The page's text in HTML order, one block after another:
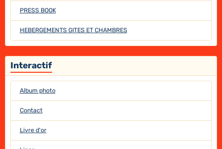
PRESS BOOK
HEBERGEMENTS GITES ET CHAMBRES
Interactif
Album photo
Contact
Livre d'or